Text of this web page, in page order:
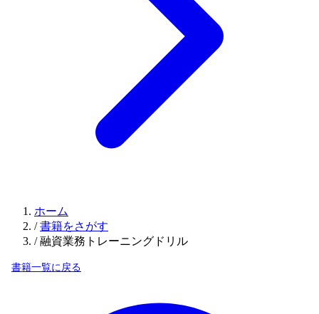
ホーム
/ 書籍をさがす
/ 融資業務トレーニングドリル
書籍一覧に戻る